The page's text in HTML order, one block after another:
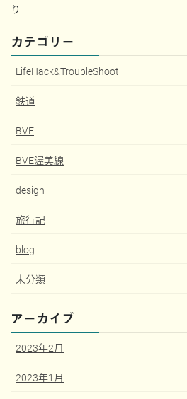
り
カテゴリー
LifeHack&TroubleShoot
鉄道
BVE
BVE渥美線
design
旅行記
blog
未分類
アーカイブ
2023年2月
2023年1月